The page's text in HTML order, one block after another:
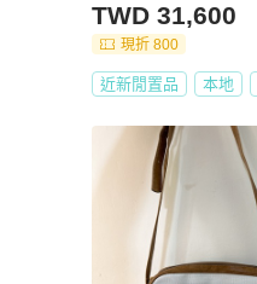
TWD 31,600
現折 800
近新閒置品 本地